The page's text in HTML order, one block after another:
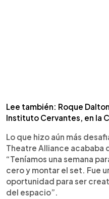
Lee también: Roque
Instituto Cervantes, en la
Lo que hizo aún más
Theatre Alliance acababa
“Teníamos una semana
cero y montar el set. Fue
oportunidad para ser
del espacio”.